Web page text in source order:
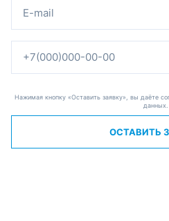
Нажимая кнопку «Оставить заявку», вы даёте
данных.
ОСТАВИТЬ